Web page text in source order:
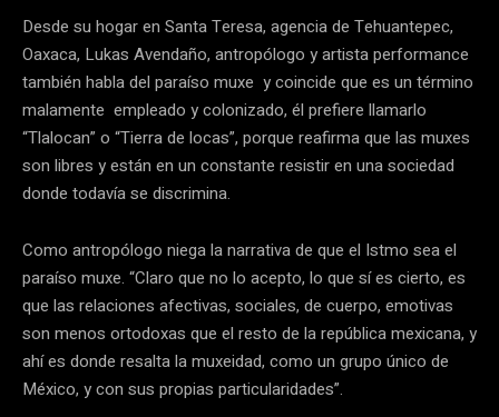
Desde su hogar en Santa Teresa, agencia de Tehuantepec,
Oaxaca, Lukas Avendaño, antropólogo y artista performance
también habla del paraíso muxe y coincide que es un término
malamente empleado y colonizado, él prefiere llamarlo
“Tlalocan” o “Tierra de locas”, porque reafirma que las muxes
son libres y están en un constante resistir en una sociedad
donde todavía se discrimina.
Como antropólogo niega la narrativa de que el Istmo sea el
paraíso muxe. “Claro que no lo acepto, lo que sí es cierto, es
que las relaciones afectivas, sociales, de cuerpo, emotivas
son menos ortodoxas que el resto de la república mexicana, y
ahí es donde resalta la muxeidad, como un grupo único de
México, y con sus propias particularidades”.